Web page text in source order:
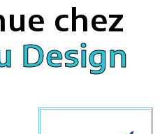
chez
Design